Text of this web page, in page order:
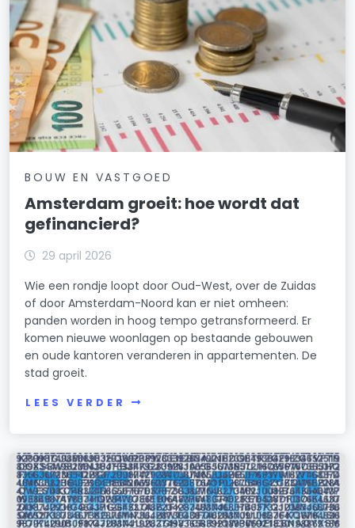
BOUW EN VASTGOED
Amsterdam groeit: hoe wordt dat
gefinancierd?
29 april 2026
Wie een rondje loopt door Oud-West, over de Zuidas
of door Amsterdam-Noord kan er niet omheen:
panden worden in hoog tempo getransformeerd. Er
komen nieuwe woonlagen op bestaande gebouwen
en oude kantoren veranderen in appartementen. De
stad groeit.
LEES VERDER